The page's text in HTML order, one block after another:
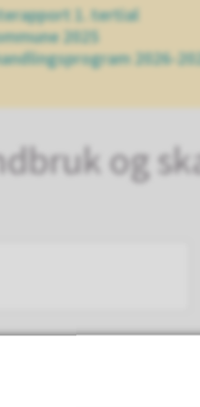
1. tertial
2025
2026-
og